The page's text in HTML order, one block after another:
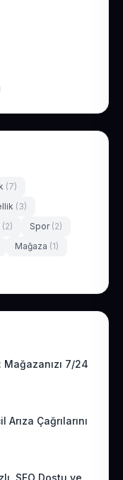
(7)
(3)
(2) Spor (2)
Mağaza (1)
7/24
Çağrılarını
SEO Dostu ve